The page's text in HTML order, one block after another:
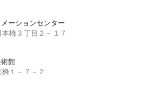
ーションセンター
橋３丁目２－１７
館
１－７－２